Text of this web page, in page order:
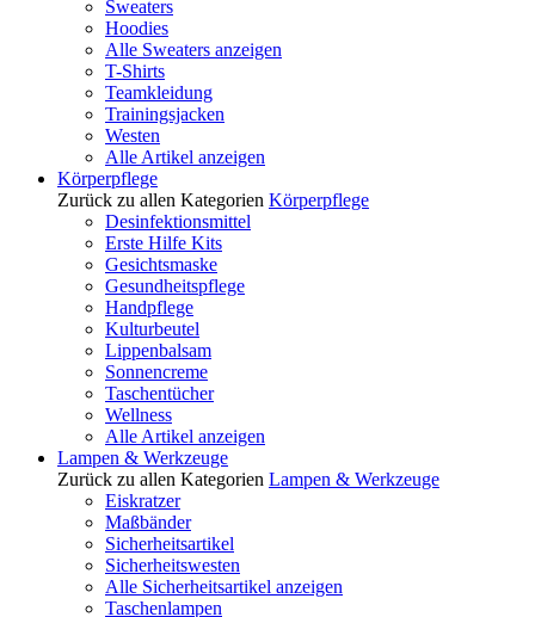
Sweaters
Hoodies
Alle Sweaters anzeigen
T-Shirts
Teamkleidung
Trainingsjacken
Westen
Alle Artikel anzeigen
Körperpflege
Zurück zu allen Kategorien Körperpflege
Desinfektionsmittel
Erste Hilfe Kits
Gesichtsmaske
Gesundheitspflege
Handpflege
Kulturbeutel
Lippenbalsam
Sonnencreme
Taschentücher
Wellness
Alle Artikel anzeigen
Lampen & Werkzeuge
Zurück zu allen Kategorien Lampen & Werkzeuge
Eiskratzer
Maßbänder
Sicherheitsartikel
Sicherheitswesten
Alle Sicherheitsartikel anzeigen
Taschenlampen